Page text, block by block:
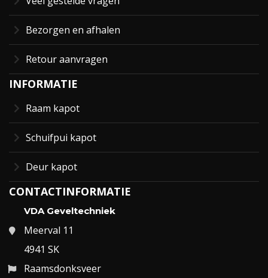
Bezorgen en afhalen
Retour aanvragen
INFORMATIE
Raam kapot
Schuifpui kapot
Deur kapot
CONTACTINFORMATIE
VDA Geveltechniek
Meerval 11
4941 SK
Raamsdonksveer